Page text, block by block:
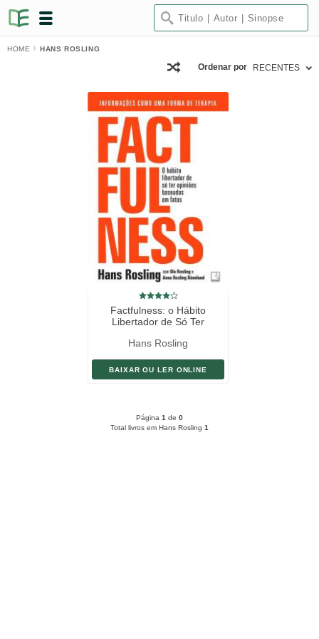
HOME HANS ROSLING
Ordenar por RECENTES
Factfulness: o Hábito
Libertador de Só Ter
Fatos
Hans Rosling
BAIXAR OU LER ONLINE
Página 1 de 0
Total livros em Hans Rosling 1